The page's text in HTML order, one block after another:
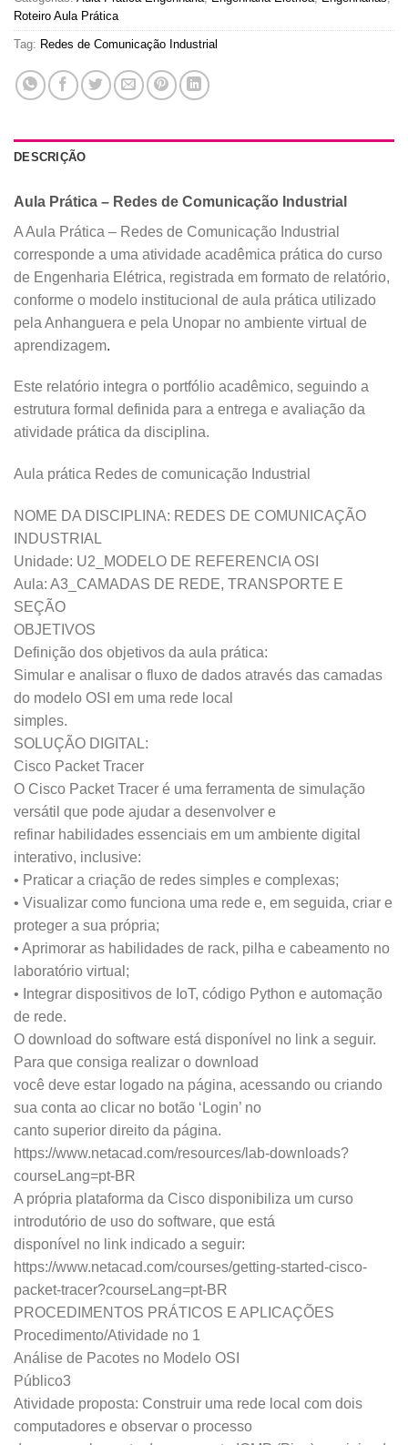
Roteiro Aula Prática
Tag: Redes de Comunicação Industrial
DESCRIÇÃO
Aula Prática – Redes de Comunicação Industrial
A Aula Prática – Redes de Comunicação Industrial
corresponde a uma atividade acadêmica prática do curso
de Engenharia Elétrica, registrada em formato de relatório,
conforme o modelo institucional de aula prática utilizado
pela Anhanguera e pela Unopar no ambiente virtual de
aprendizagem.
Este relatório integra o portfólio acadêmico, seguindo a
estrutura formal definida para a entrega e avaliação da
atividade prática da disciplina.
Aula prática Redes de comunicação Industrial
NOME DA DISCIPLINA: REDES DE COMUNICAÇÃO
INDUSTRIAL
Unidade: U2_MODELO DE REFERENCIA OSI
Aula: A3_CAMADAS DE REDE, TRANSPORTE E
SEÇÃO
OBJETIVOS
Definição dos objetivos da aula prática:
Simular e analisar o fluxo de dados através das camadas
do modelo OSI em uma rede local
simples.
SOLUÇÃO DIGITAL:
Cisco Packet Tracer
O Cisco Packet Tracer é uma ferramenta de simulação
versátil que pode ajudar a desenvolver e
refinar habilidades essenciais em um ambiente digital
interativo, inclusive:
• Praticar a criação de redes simples e complexas;
• Visualizar como funciona uma rede e, em seguida, criar e
proteger a sua própria;
• Aprimorar as habilidades de rack, pilha e cabeamento no
laboratório virtual;
• Integrar dispositivos de IoT, código Python e automação
de rede.
O download do software está disponível no link a seguir.
Para que consiga realizar o download
você deve estar logado na página, acessando ou criando
sua conta ao clicar no botão ‘Login’ no
canto superior direito da página.
https://www.netacad.com/resources/lab-downloads?
courseLang=pt-BR
A própria plataforma da Cisco disponibiliza um curso
introdutório de uso do software, que está
disponível no link indicado a seguir:
https://www.netacad.com/courses/getting-started-cisco-
packet-tracer?courseLang=pt-BR
PROCEDIMENTOS PRÁTICOS E APLICAÇÕES
Procedimento/Atividade no 1
Análise de Pacotes no Modelo OSI
Público3
Atividade proposta: Construir uma rede local com dois
computadores e observar o processo